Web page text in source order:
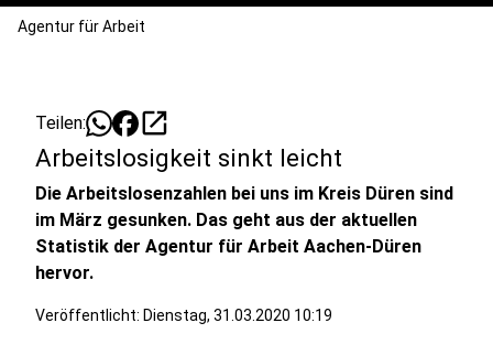
Agentur für Arbeit
Teilen: open_in_new
Arbeitslosigkeit sinkt leicht
Die Arbeitslosenzahlen bei uns im Kreis Düren sind
im März gesunken. Das geht aus der aktuellen
Statistik der Agentur für Arbeit Aachen-Düren
hervor.
Veröffentlicht: Dienstag, 31.03.2020 10:19